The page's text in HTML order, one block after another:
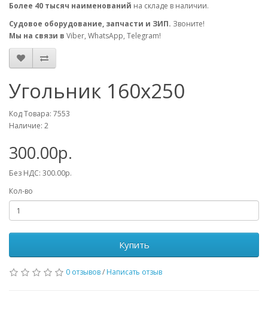
Более 40 тысяч наименований на складе в наличии.
Судовое оборудование, запчасти и ЗИП. Звоните!
Мы на связи в Viber, WhatsApp, Telegram!
Угольник 160х250
Код Товара: 7553
Наличие: 2
300.00р.
Без НДС: 300.00р.
Кол-во
Купить
0 отзывов/ Написать отзыв